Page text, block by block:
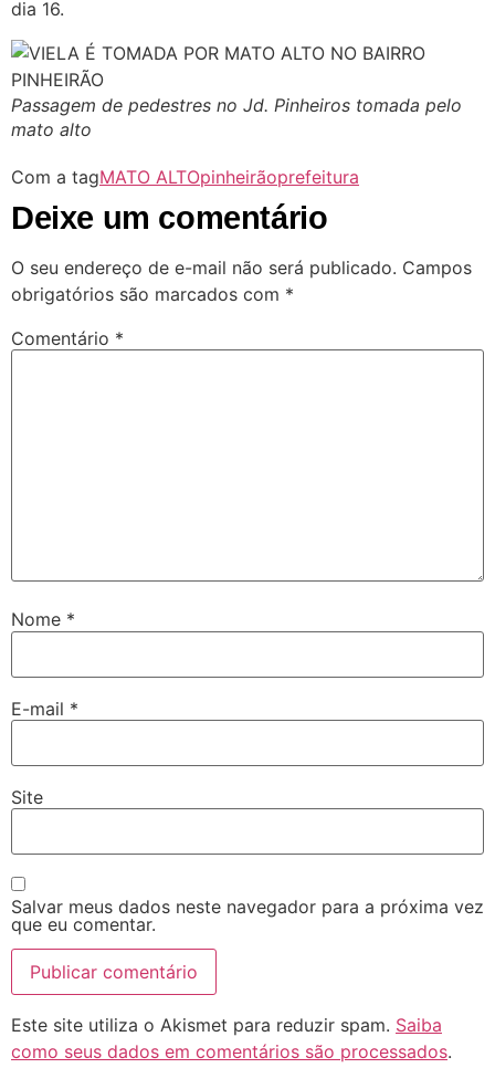
dia 16.
Passagem de pedestres no Jd. Pinheiros tomada pelo
mato alto
Com a tagMATO ALTOpinheirãoprefeitura
Deixe um comentário
O seu endereço de e-mail não será publicado. Campos
obrigatórios são marcados com *
Comentário *
Nome *
E-mail *
Site
Salvar meus dados neste navegador para a próxima vez
que eu comentar.
Este site utiliza o Akismet para reduzir spam. Saiba
como seus dados em comentários são processados.